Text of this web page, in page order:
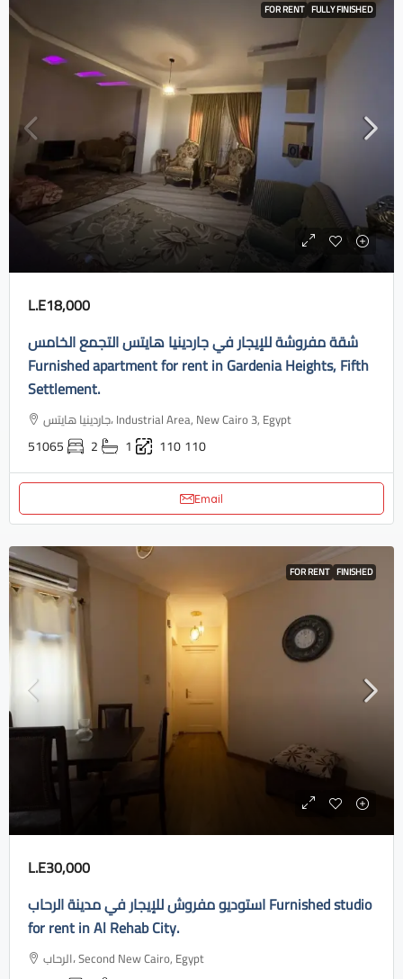
FOR RENT FULLY FINISHED
L.E18,000
شقة مفروشة للإيجار في جاردينيا هايتس التجمع الخامس
Furnished apartment for rent in Gardenia Heights, Fifth
Settlement.
جاردينيا هايتس، Industrial Area, New Cairo 3, Egypt
51065 2 1 110110
Email
FOR RENT FINISHED
L.E30,000
استوديو مفروش للإيجار في مدينة الرحاب Furnished studio
for rent in Al Rehab City.
الرحاب، Second New Cairo, Egypt